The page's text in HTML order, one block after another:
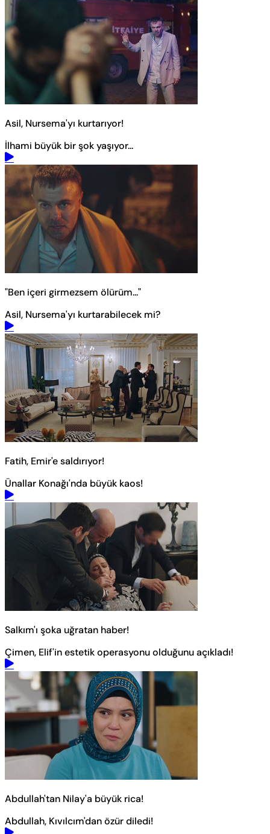
Asil, Nursema'yı kurtarıyor!
İlhami büyük bir şok yaşıyor...
"Ben içeri girmezsem ölürüm..."
Asil, Nursema'yı kurtarabilecek mi?
Fatih, Emir'e saldırıyor!
Ünallar Konağı'nda büyük kaos!
Salkım'ı şoka uğratan haber!
Çimen, Elif'in estetik operasyonu olduğunu açıkladı!
Abdullah'tan Nilay'a büyük rica!
Abdullah, Kıvılcım'dan özür diledi!